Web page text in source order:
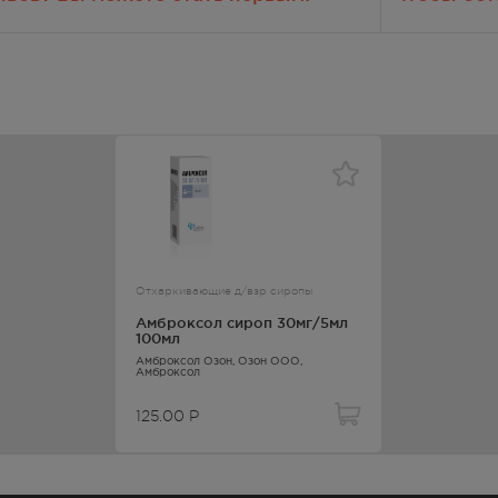
и механизмами
д. 6.
Отхаркивающие д/взр сиропы
Амброксол сироп 30мг/5мл
100мл
Амброксол Озон , Озон ООО,
Амброксол
125.00 Р